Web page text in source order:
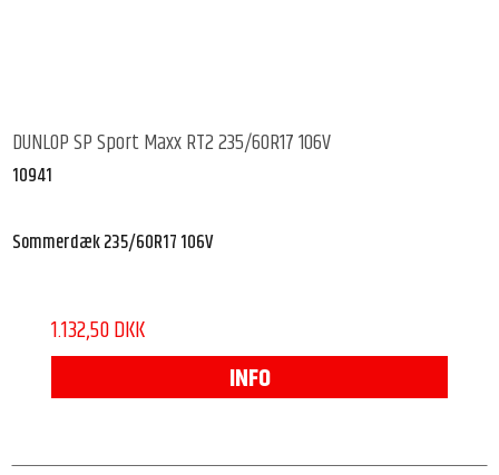
DUNLOP SP Sport Maxx RT2 235/60R17 106V
10941
Sommerdæk 235/60R17 106V
1.132,50 DKK
INFO